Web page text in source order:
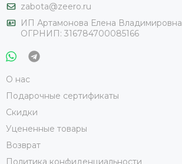
zabota@zeero.ru
И П Артамонова Елена Владимировна
ОГРНИП: 316784700085166
О нас
Подарочные сертификаты
Скидки
Уцененные товары
Возврат
Политика конфиденциальности